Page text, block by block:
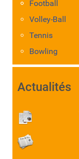
Football
Volley-Ball
Tennis
Bowling
Actualités